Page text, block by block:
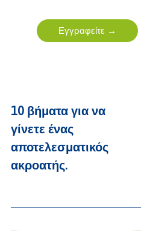
10 βήματα για να
γίνετε ένας
αποτελεσματικός
ακροατής.